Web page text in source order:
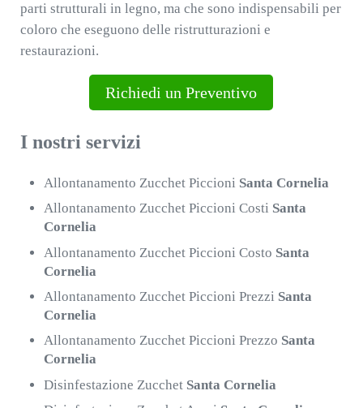
parti strutturali in legno, ma che sono indispensabili per
coloro che eseguono delle ristrutturazioni e
restaurazioni.
Richiedi un Preventivo
I nostri servizi
Allontanamento Zucchet Piccioni Santa Cornelia
Allontanamento Zucchet Piccioni Costi Santa
Cornelia
Allontanamento Zucchet Piccioni Costo Santa
Cornelia
Allontanamento Zucchet Piccioni Prezzi Santa
Cornelia
Allontanamento Zucchet Piccioni Prezzo Santa
Cornelia
Disinfestazione Zucchet Santa Cornelia